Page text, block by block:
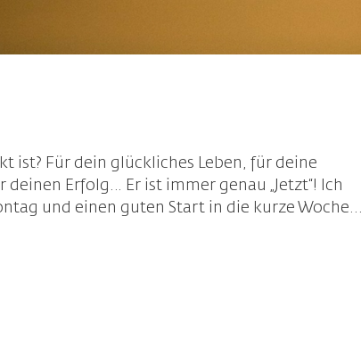
ist? Für dein glückliches Leben, für deine
Erfolg… Er ist immer genau „Jetzt“! Ich
und einen guten Start in die kurze Woche....